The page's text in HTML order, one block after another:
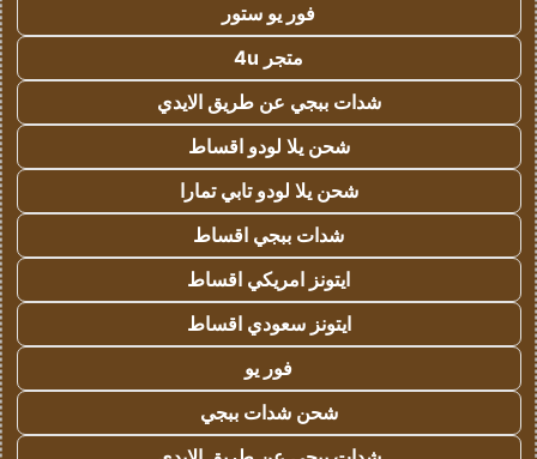
فور يو ستور
متجر 4u
شدات ببجي عن طريق الايدي
شحن يلا لودو اقساط
شحن يلا لودو تابي تمارا
شدات ببجي اقساط
ايتونز امريكي اقساط
ايتونز سعودي اقساط
فور يو
شحن شدات ببجي